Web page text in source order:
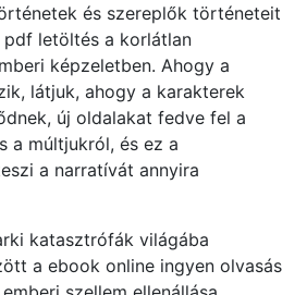
és szereplők történeteit
letöltés a korlátlan
képzeletben. Ahogy a
látjuk, ahogy a karakterek
új oldalakat fedve fel a
a múltjukról, és ez a
a narratívát annyira
katasztrófák világába
a ebook online ingyen olvasás